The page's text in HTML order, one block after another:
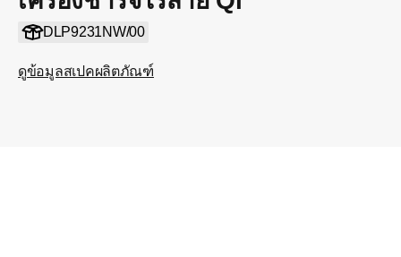
DLP9231NW/00
ดูข้อมูลสเปคผลิตภัณฑ์